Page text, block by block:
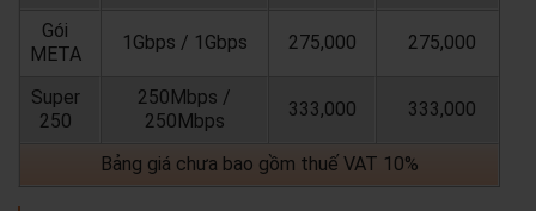
Gói
META
1Gbps / 1Gbps 275,000 275,000
Super
250
250Mbps /
250Mbps
333,000 333,000
Bảng giá chưa bao gồm thuế VAT 10%